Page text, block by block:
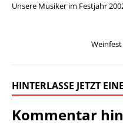
Unsere Musiker im Festjahr
HINTERLASSE JETZT
Kommentar